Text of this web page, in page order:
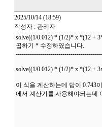
2025/10/14 (18:59)
작성자 : 관리자
solve((1/0.012) * (1/2)* x *(12 +
곱하기 * 수정하였습니다.
solve((1/0.012) * (1/2)* x *(12 +
이 식을 계산하는데 답이 0.743
에서 계산기를 사용해야되는데